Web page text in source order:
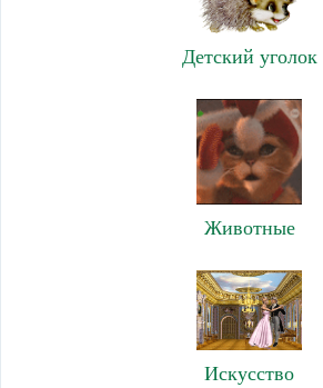
Детский уголок
Животные
Искусство